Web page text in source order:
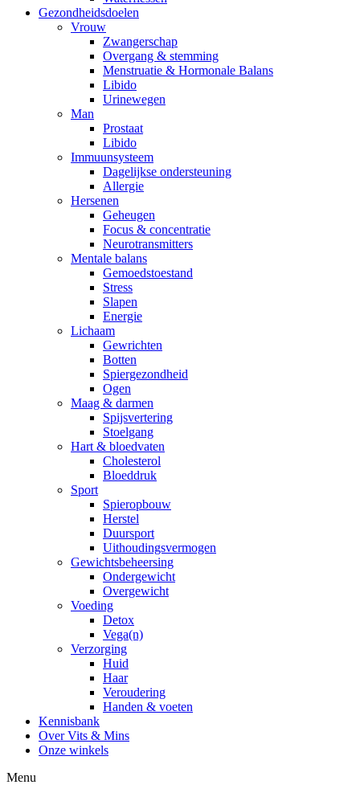
Gezondheidsdoelen
Vrouw
Zwangerschap
Overgang & stemming
Menstruatie & Hormonale Balans
Libido
Urinewegen
Man
Prostaat
Libido
Immuunsysteem
Dagelijkse ondersteuning
Allergie
Hersenen
Geheugen
Focus & concentratie
Neurotransmitters
Mentale balans
Gemoedstoestand
Stress
Slapen
Energie
Lichaam
Gewrichten
Botten
Spiergezondheid
Ogen
Maag & darmen
Spijsvertering
Stoelgang
Hart & bloedvaten
Cholesterol
Bloeddruk
Sport
Spieropbouw
Herstel
Duursport
Uithoudingsvermogen
Gewichtsbeheersing
Ondergewicht
Overgewicht
Voeding
Detox
Vega(n)
Verzorging
Huid
Haar
Veroudering
Handen & voeten
Kennisbank
Over Vits & Mins
Onze winkels
Menu